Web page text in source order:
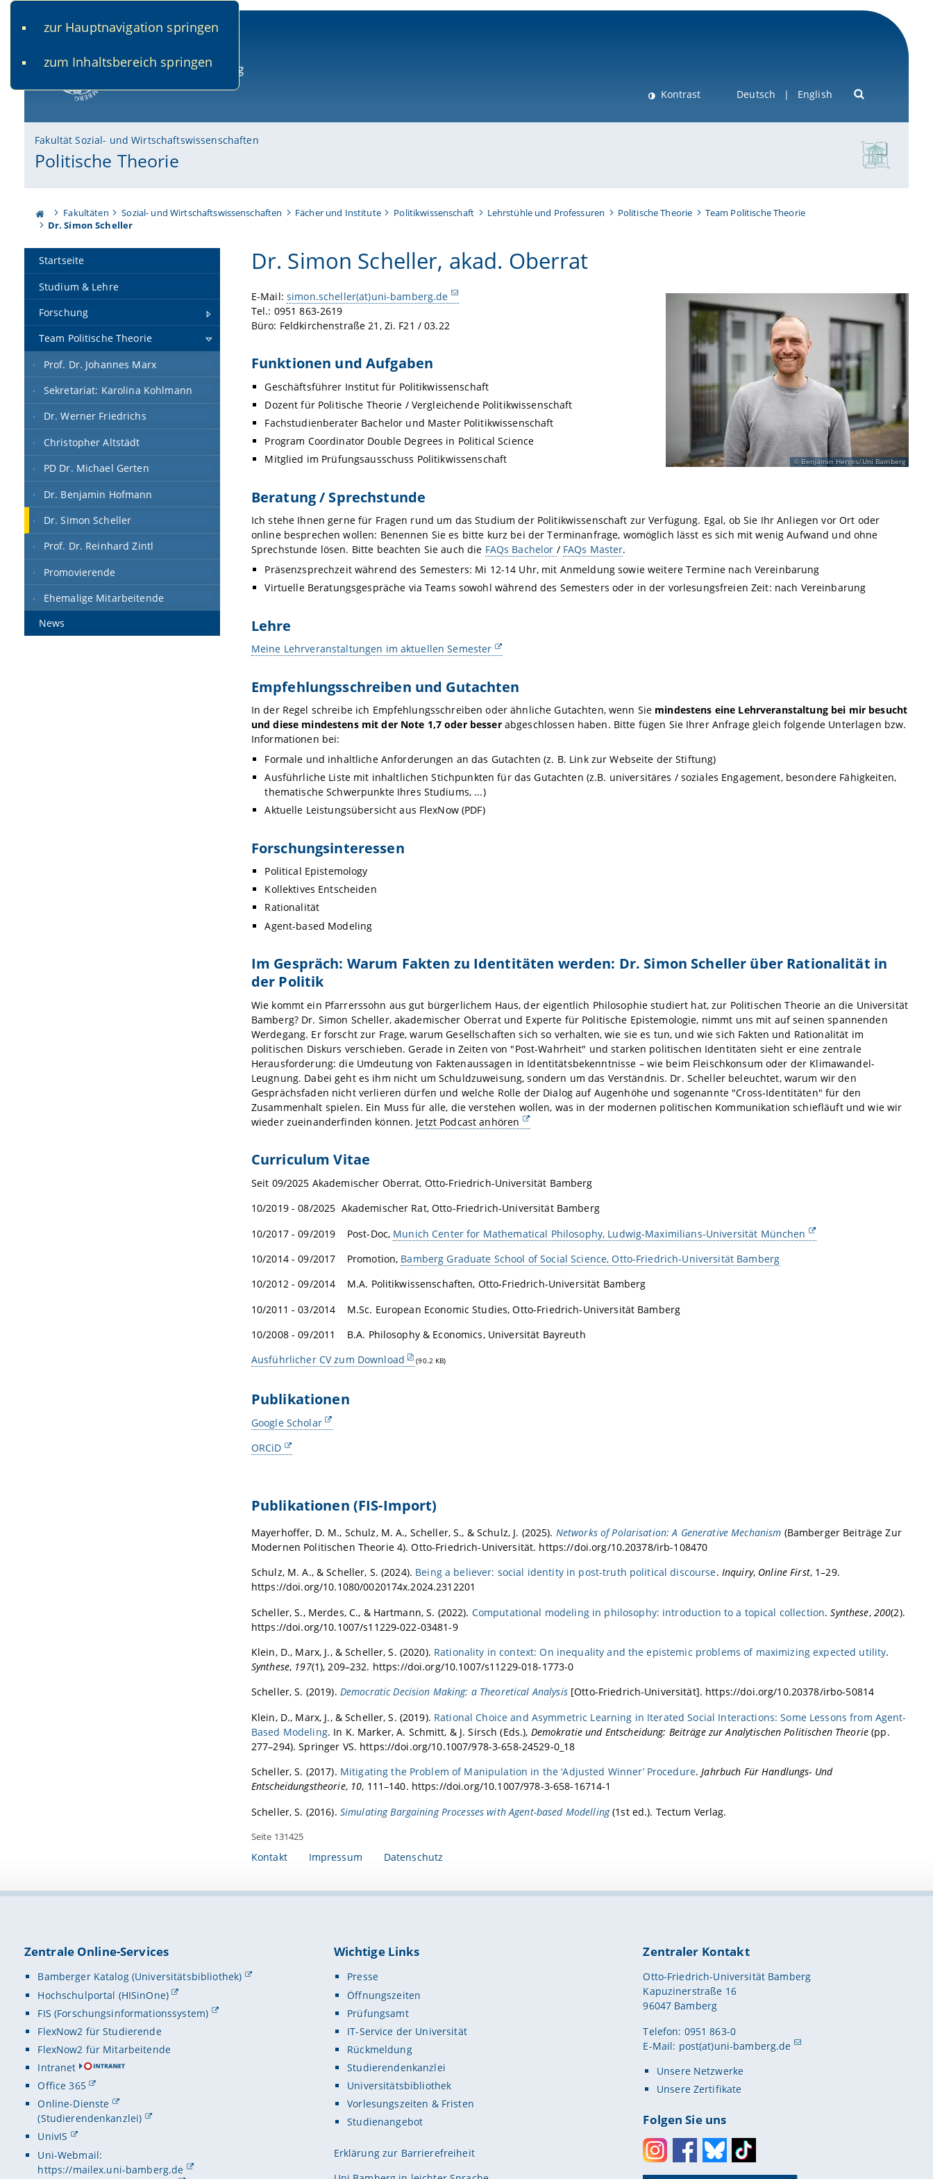
zur Hauptnavigation springen
zum Inhaltsbereich springen
Kontrast Deutsch English
Fakultät Sozial- und Wirtschaftswissenschaften
Politische Theorie
Fakultäten Sozial- und Wirtschaftswissenschaften Fächer und Institute Politikwissenschaft Lehrstühle und Professuren Politische Theorie
Team Politische Theorie
Dr. Simon Scheller
Startseite
Studium & Lehre
Forschung
Team Politische Theorie
Prof. Dr. Johannes Marx
Sekretariat: Karolina Kohlmann
Dr. Werner Friedrichs
Christopher Altstädt
PD Dr. Michael Gerten
Dr. Benjamin Hofmann
Dr. Simon Scheller
Prof. Dr. Reinhard Zintl
Promovierende
Ehemalige Mitarbeitende
News
Dr. Simon Scheller, akad. Oberrat
Benjamin Herges/Uni Bamberg
E-Mail: simon.scheller(at)uni-bamberg.de
Tel.: 0951 863-2619
Büro: Feldkirchenstraße 21, Zi. F21 / 03.22
Funktionen und Aufgaben
Geschäftsführer Institut für Politikwissenschaft
Dozent für Politische Theorie / Vergleichende Politikwissenschaft
Fachstudienberater Bachelor und Master Politikwissenschaft
Program Coordinator Double Degrees in Political Science
Mitglied im Prüfungsausschuss Politikwissenschaft
Beratung / Sprechstunde
Ich stehe Ihnen gerne für Fragen rund um das Studium der Politikwissenschaft zur Verfügung. Egal, ob Sie Ihr Anliegen vor Ort oder
online besprechen wollen: Benennen Sie es bitte kurz bei der Terminanfrage, womöglich lässt es sich mit wenig Aufwand und ohne
Sprechstunde lösen. Bitte beachten Sie auch die FAQs Bachelor / FAQs Master.
Präsenzsprechzeit während des Semesters: Mi 12-14 Uhr, mit Anmeldung sowie weitere Termine nach Vereinbarung
Virtuelle Beratungsgespräche via Teams sowohl während des Semesters oder in der vorlesungsfreien Zeit: nach Vereinbarung
Lehre
Meine Lehrveranstaltungen im aktuellen Semester
Empfehlungsschreiben und Gutachten
In der Regel schreibe ich Empfehlungsschreiben oder ähnliche Gutachten, wenn Sie mindestens eine Lehrveranstaltung bei mir besucht
und diese mindestens mit der Note 1,7 oder besserabgeschlossen haben. Bitte fügen Sie Ihrer Anfrage gleich folgende Unterlagen bzw.
Informationen bei:
Formale und inhaltliche Anforderungen an das Gutachten (z. B. Link zur Webseite der Stiftung)
Ausführliche Liste mit inhaltlichen Stichpunkten für das Gutachten (z.B. universitäres / soziales Engagement, besondere Fähigkeiten,
thematische Schwerpunkte Ihres Studiums, ...)
Aktuelle Leistungsübersicht aus FlexNow (PDF)
Forschungsinteressen
Political Epistemology
Kollektives Entscheiden
Rationalität
Agent-based Modeling
Im Gespräch: Warum Fakten zu Identitäten werden: Dr. Simon Scheller über Rationalität in
der Politik
Wie kommt ein Pfarrerssohn aus gut bürgerlichem Haus, der eigentlich Philosophie studiert hat, zur Politischen Theorie an die Universität
Bamberg? Dr. Simon Scheller, akademischer Oberrat und Experte für Politische Epistemologie, nimmt uns mit auf seinen spannenden
Werdegang. Er forscht zur Frage, warum Gesellschaften sich so verhalten, wie sie es tun, und wie sich Fakten und Rationalität im
politischen Diskurs verschieben. Gerade in Zeiten von "Post-Wahrheit" und starken politischen Identitäten sieht er eine zentrale
Herausforderung: die Umdeutung von Faktenaussagen in Identitätsbekenntnisse – wie beim Fleischkonsum oder der Klimawandel-
Leugnung. Dabei geht es ihm nicht um Schuldzuweisung, sondern um das Verständnis. Dr. Scheller beleuchtet, warum wir den
Gesprächsfaden nicht verlieren dürfen und welche Rolle der Dialog auf Augenhöhe und sogenannte "Cross-Identitäten" für den
Zusammenhalt spielen. Ein Muss für alle, die verstehen wollen, was in der modernen politischen Kommunikation schiefläuft und wie wir
wieder zueinanderfinden können. Jetzt Podcast anhören
Curriculum Vitae
Seit 09/2025 Akademischer Oberrat, Otto-Friedrich-Universität Bamberg
10/2019 - 08/2025 Akademischer Rat, Otto-Friedrich-Universität Bamberg
10/2017 - 09/2019 Post-Doc, Munich Center for Mathematical Philosophy, Ludwig-Maximilians-Universität München
10/2014 - 09/2017 Promotion, Bamberg Graduate School of Social Science, Otto-Friedrich-Universität Bamberg
10/2012 - 09/2014 M.A. Politikwissenschaften, Otto-Friedrich-Universität Bamberg
10/2011 - 03/2014 M.Sc. European Economic Studies, Otto-Friedrich-Universität Bamberg
10/2008 - 09/2011 B.A. Philosophy & Economics, Universität Bayreuth
Ausführlicher CV zum Download
(90.2 KB)
Publikationen
Google Scholar
ORCiD
Publikationen (FIS-Import)
Mayerhoffer, D. M., Schulz, M. A., Scheller, S., & Schulz, J. (2025). Networks of Polarisation: A Generative Mechanism (Bamberger Beiträge Zur
Modernen Politischen Theorie 4). Otto-Friedrich-Universität. https://doi.org/10.20378/irb-108470
Schulz, M. A., & Scheller, S. (2024). Being a believer: social identity in post-truth political discourse. Inquiry, Online First, 1–29.
https://doi.org/10.1080/0020174x.2024.2312201
Scheller, S., Merdes, C., & Hartmann, S. (2022). Computational modeling in philosophy: introduction to a topical collection.Synthese, 200(2).
https://doi.org/10.1007/s11229-022-03481-9
Klein, D., Marx, J., & Scheller, S. (2020). Rationality in context: On inequality and the epistemic problems of maximizing expected utility.
Synthese, 197(1), 209–232. https://doi.org/10.1007/s11229-018-1773-0
Scheller, S. (2019). Democratic Decision Making: a Theoretical Analysis[Otto-Friedrich-Universität]. https://doi.org/10.20378/irbo-50814
Klein, D., Marx, J., & Scheller, S. (2019). Rational Choice and Asymmetric Learning in Iterated Social Interactions: Some Lessons from Agent-
Based Modeling. In K. Marker, A. Schmitt, & J. Sirsch (Eds.), Demokratie und Entscheidung: Beiträge zur Analytischen Politischen Theorie(pp.
277–294). Springer VS. https://doi.org/10.1007/978-3-658-24529-0_18
Scheller, S. (2017). Mitigating the Problem of Manipulation in the ‘Adjusted Winner’ Procedure.Jahrbuch Für Handlungs- Und
Entscheidungstheorie, 10, 111–140. https://doi.org/10.1007/978-3-658-16714-1
Scheller, S. (2016). Simulating Bargaining Processes with Agent-based Modelling(1st ed.). Tectum Verlag.
Seite 131425
Kontakt Impressum Datenschutz
Zentrale Online-Services
Bamberger Katalog (Universitätsbibliothek)
Hochschulportal (HISinOne)
FIS (Forschungsinformationssystem)
FlexNow2 für Studierende
FlexNow2 für Mitarbeitende
Intranet
Office 365
Online-Dienste
(Studierendenkanzlei)
UnivIS
Uni-Webmail:
https://mailex.uni-bamberg.de
Wichtige Links
Presse
Öffnungszeiten
Prüfungsamt
IT-Service der Universität
Rückmeldung
Studierendenkanzlei
Universitätsbibliothek
Vorlesungszeiten & Fristen
Studienangebot
Erklärung zur Barrierefreiheit
Zentraler Kontakt
Otto-Friedrich-Universität Bamberg
Kapuzinerstraße 16
96047 Bamberg
Telefon: 0951 863-0
E-Mail: post(at)uni-bamberg.de
Unsere Netzwerke
Unsere Zertifikate
Folgen Sie uns
InstagramFacebookBlueskyToktok